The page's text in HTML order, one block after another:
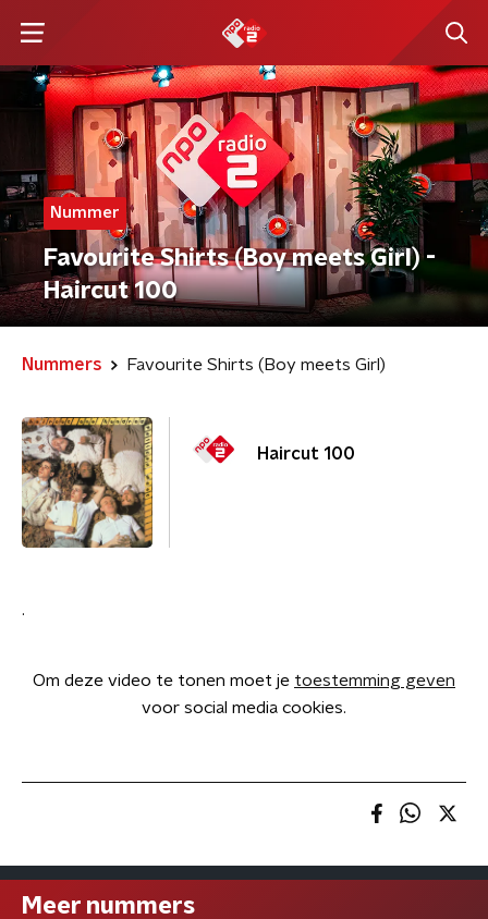
Nummer
Favourite Shirts (Boy meets Girl) -
Haircut 100
Nummers Favourite Shirts (Boy meets Girl)
Haircut 100
.
Om deze video te tonen moet je toestemming geven
voor social media cookies.
Meer nummers